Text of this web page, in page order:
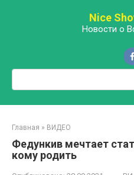
Nice
Новости о
Поиск:
Главная » ВИДЕО
Федункив мечтает
кому родить